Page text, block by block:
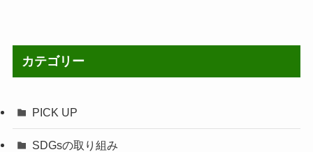
カテゴリー
PICK UP
SDGsの取り組み